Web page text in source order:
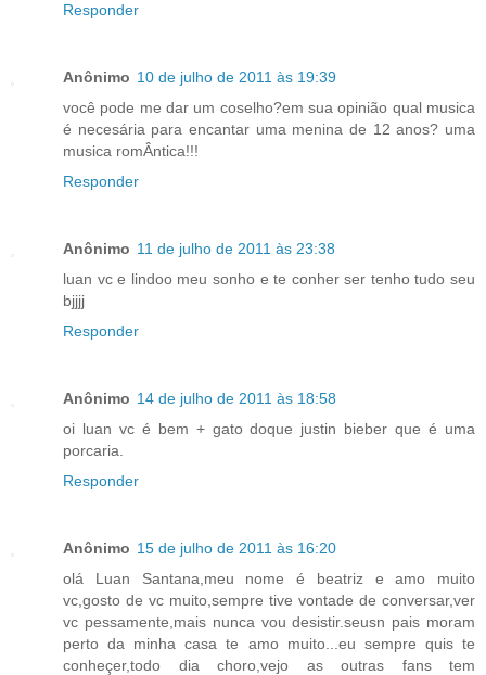
Responder
Anônimo 10 de julho de 2011 às 19:39
você pode me dar um coselho?em sua opinião qual musica
é necesária para encantar uma menina de 12 anos? uma
musica romÂntica!!!
Responder
Anônimo 11 de julho de 2011 às 23:38
luan vc e lindoo meu sonho e te conher ser tenho tudo seu
bjjjj
Responder
Anônimo 14 de julho de 2011 às 18:58
oi luan vc é bem + gato doque justin bieber que é uma
porcaria.
Responder
Anônimo 15 de julho de 2011 às 16:20
olá Luan Santana,meu nome é beatriz e amo muito
vc,gosto de vc muito,sempre tive vontade de conversar,ver
vc pessamente,mais nunca vou desistir.seusn pais moram
perto da minha casa te amo muito...eu sempre quis te
conheçer,todo dia choro,vejo as outras fans tem